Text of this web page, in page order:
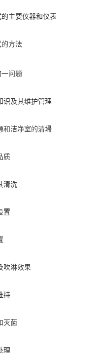
的主要仪器和仪表
的方法
问题
识及其维护管理
和洁净室的清埽
质
清洗
置
吹淋效果
持
灭菌
理